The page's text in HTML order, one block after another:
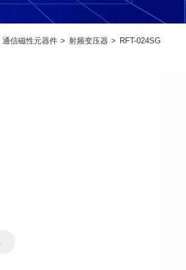
通信磁性元器件 射频变压器 RFT-024SG